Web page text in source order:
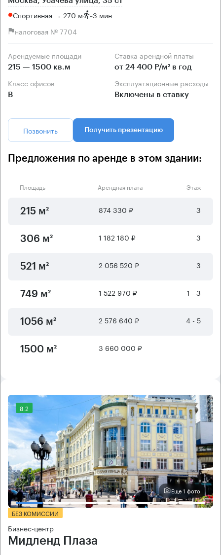
Спортивная → 270 м ~3 мин
налоговая № 7704
Арендуемые площади
215 — 1500 кв.м
Ставка арендной платы
от 24 400 Р/м² в год
Класс офисов
B
Эксплуатационные расходы
Включены в ставку
Позвонить Получить презентацию
Предложения по аренде в этом здании:
Площадь Арендная плата Этаж
215 м² 874 330 ₽ 3
306 м² 1 182 180 ₽ 3
521 м² 2 056 520 ₽ 3
749 м² 1 522 970 ₽ 1 - 3
1056 м² 2 576 640 ₽ 4 - 5
1500 м² 3 660 000 ₽
8.2
Еще 1 фото
БЕЗ КОМИССИИ
Бизнес-центр
Мидленд Плаза